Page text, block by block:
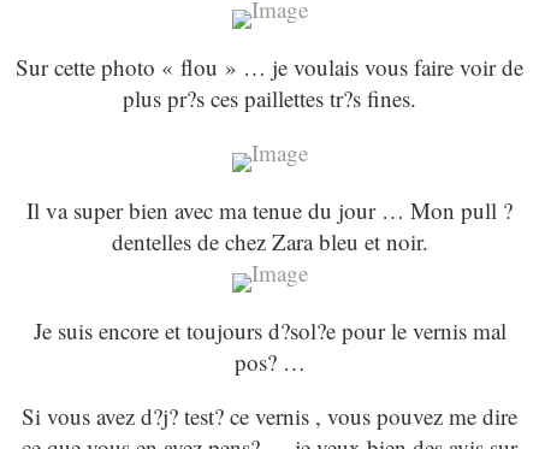
Sur cette photo « flou » … je voulais vous faire voir de
plus pr?s ces paillettes tr?s fines.
Il va super bien avec ma tenue du jour … Mon pull ?
dentelles de chez Zara bleu et noir.
Je suis encore et toujours d?sol?e pour le vernis mal
pos? …
Si vous avez d?j? test? ce vernis , vous pouvez me dire